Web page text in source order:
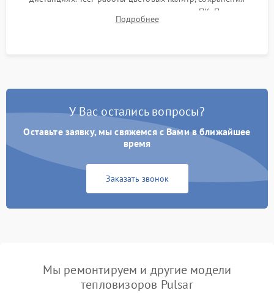
термограмм в память и передачи данных на ПК. Проверка
автономности работы и итоговый контроль качества.
Подробнее
У Вас остались вопросы?
Оставьте заявку, мы свяжемся с Вами в ближайшее
время
Заказать звонок
Мы ремонтируем и другие модели
тепловизоров Pulsar